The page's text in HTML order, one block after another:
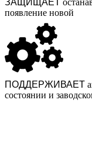
появление новой
ПОДДЕРЖИВАЕТ
состоянии и